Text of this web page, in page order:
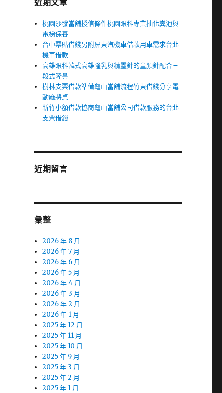
近期文章
桃園沙發當舖授信條件桃園眼科專業抽化糞池與
電梯保養
台中票貼借錢另附屏東汽機車借款用車需求台北
機車借款
高雄眼科韓式高雄隆乳與精靈針的童顏針配合三
段式隆鼻
樹林支票借款準備龜山當舖流程竹東借錢分享電
動麻將桌
新竹小額借款協商龜山當舖公司借款服務的台北
支票借錢
近期留言
彙整
2026 年 8 月
2026 年 7 月
2026 年 6 月
2026 年 5 月
2026 年 4 月
2026 年 3 月
2026 年 2 月
2026 年 1 月
2025 年 12 月
2025 年 11 月
2025 年 10 月
2025 年 9 月
2025 年 3 月
2025 年 2 月
2025 年 1 月